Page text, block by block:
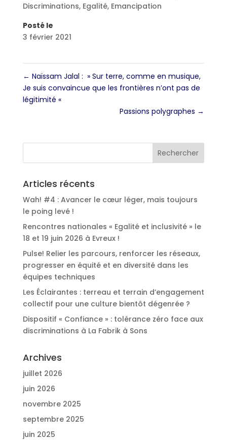
Discriminations, Egalité, Emancipation
Posté le
3 février 2021
← Naïssam Jalal : » Sur terre, comme en musique,
Je suis convaincue que les frontières n’ont pas de
légitimité «
Passions polygraphes →
Articles récents
Wah! #4 : Avancer le cœur léger, mais toujours
le poing levé !
Rencontres nationales « Egalité et inclusivité » le
18 et 19 juin 2026 à Evreux !
Pulse! Relier les parcours, renforcer les réseaux,
progresser en équité et en diversité dans les
équipes techniques
Les Éclairantes : terreau et terrain d’engagement
collectif pour une culture bientôt dégenrée ?
Dispositif « Confiance » : tolérance zéro face aux
discriminations à La Fabrik à Sons
Archives
juillet 2026
juin 2026
novembre 2025
septembre 2025
juin 2025